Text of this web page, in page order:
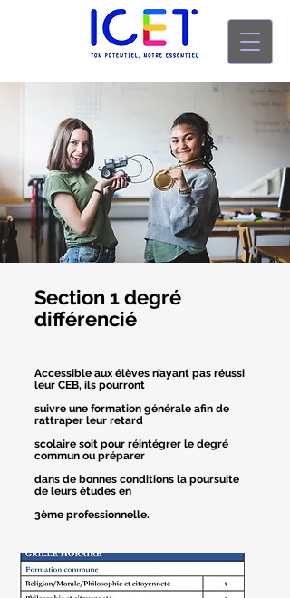
Section 1 degré
différencié
Accessible aux élèves n’ayant pas réussi
leur CEB, ils pourront
suivre une formation générale afin de
rattraper leur retard
scolaire soit pour réintégrer le degré
commun ou préparer
dans de bonnes conditions la poursuite
de leurs études en
3ème professionnelle.